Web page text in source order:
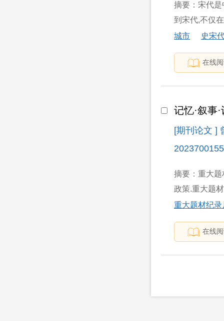
摘要：宋代
到宋代,不仅
城市
史宋
在线
记忆·叙事
[期刊论文 ]
摘要：重大
政策.重大题
重大题材纪录
在线